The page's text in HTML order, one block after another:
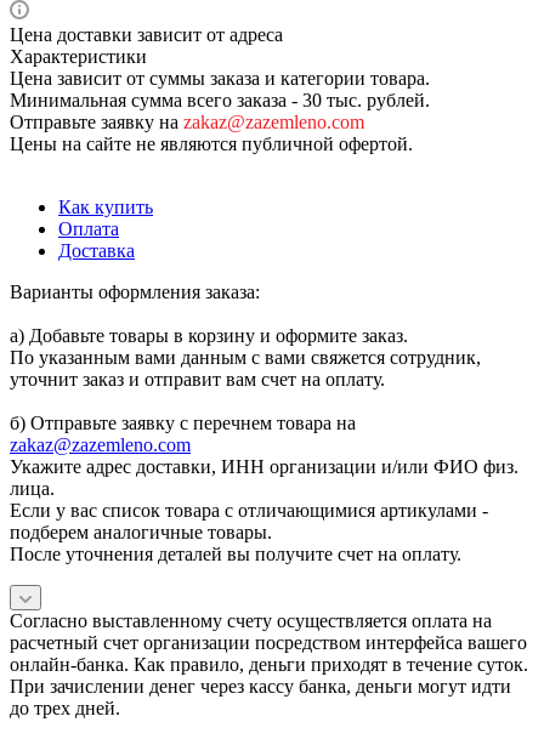
Цена доставки зависит от адреса
Характеристики
Цена зависит от суммы заказа и категории товара.
Минимальная сумма всего заказа - 30 тыс. рублей.
Отправьте заявку на zakaz@zazemleno.com
Цены на сайте не являются публичной офертой.
Как купить
Оплата
Доставка
Варианты оформления заказа:
а) Добавьте товары в корзину и оформите заказ.
По указанным вами данным с вами свяжется сотрудник,
уточнит заказ и отправит вам счет на оплату.
б) Отправьте заявку с перечнем товара на
zakaz@zazemleno.com
Укажите адрес доставки, ИНН организации и/или ФИО физ.
лица.
Если у вас список товара с отличающимися артикулами -
подберем аналогичные товары.
После уточнения деталей вы получите счет на оплату.
Согласно выставленному счету осуществляется оплата на
расчетный счет организации посредством интерфейса вашего
онлайн-банка. Как правило, деньги приходят в течение суток.
При зачислении денег через кассу банка, деньги могут идти
до трех дней.